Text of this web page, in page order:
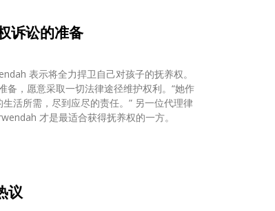
诉讼的准备
表示将全力捍卫自己对孩子的抚养权。
，愿意采取一切法律途径维护权利。“她作
尽到应尽的责任。” 另一位代理律
才是最适合获得抚养权的一方。
议